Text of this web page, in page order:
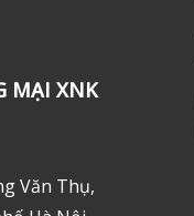
MẠI XNK
Văn Thụ,